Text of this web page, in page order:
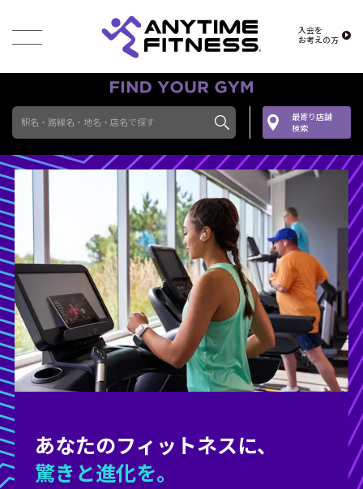
入会を
お考えの方
駅名・路線名・地名・店名で探す
最寄り店舗
検索
あなたのフィットネスに、
驚きと進化を。